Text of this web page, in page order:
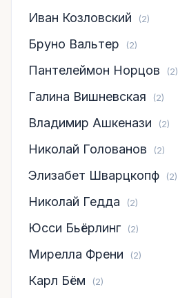
Иван Козловский (2)
Бруно Вальтер (2)
Пантелеймон Норцов (2)
Галина Вишневская (2)
Владимир Ашкенази (2)
Николай Голованов (2)
Элизабет Шварцкопф (2)
Николай Гедда (2)
Юсси Бьёрлинг (2)
Мирелла Френи (2)
Карл Бём (2)